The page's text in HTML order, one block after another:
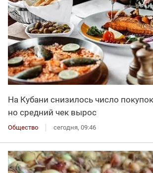
На Кубани снизилось число
но средний чек вырос
Общество сегодня, 09:46